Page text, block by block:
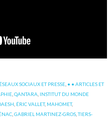
SOCIAUX ET PRESSE • • ARTICLES ET
,QANTARA INSTITUT DU MONDE
ÉRIC VALLET, MAHOMET,
,GABRIEL MARTINEZ-GROS ,TIERS-